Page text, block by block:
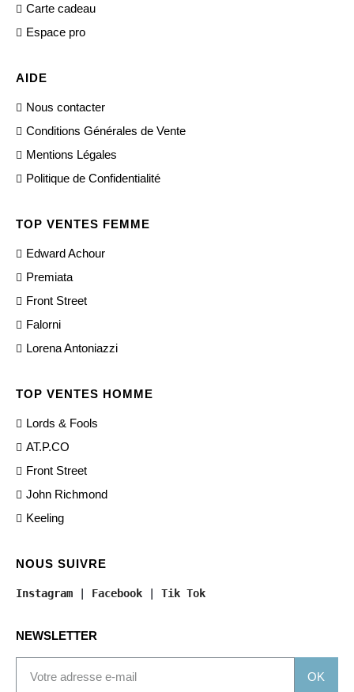
Carte cadeau
Espace pro
AIDE
Nous contacter
Conditions Générales de Vente
Mentions Légales
Politique de Confidentialité
TOP VENTES FEMME
Edward Achour
Premiata
Front Street
Falorni
Lorena Antoniazzi
TOP VENTES HOMME
Lords & Fools
AT.P.CO
Front Street
John Richmond
Keeling
NOUS SUIVRE
Instagram Facebook Tik Tok
NEWSLETTER
OK